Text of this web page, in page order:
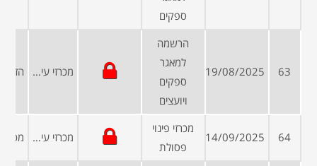
ספקים
63
19/08/2025
הרשמה
למאגר
ספקים
ויועצים
מכרזי עיריות ומועצות
64
14/09/2025
מכרזי פינוי
פסולת
מכרזי עיריות ומועצות